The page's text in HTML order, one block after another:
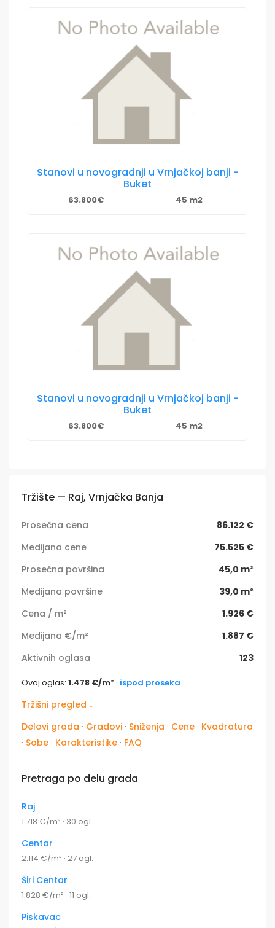
Stanovi u novogradnji u Vrnjačkoj banji -
Buket
63.800€ 45 m2
Stanovi u novogradnji u Vrnjačkoj banji -
Buket
63.800€ 45 m2
Tržište — Raj, Vrnjačka Banja
Prosečna cena
86.122 €
Medijana cene
75.525 €
Prosečna površina
45,0 m²
Medijana površine
39,0 m²
Cena / m²
1.926 €
Medijana €/m²
1.887 €
Aktivnih oglasa
123
Ovaj oglas: 1.478 €/m² · ispod proseka
Tržišni pregled ↓
Delovi grada · Gradovi · Sniženja · Cene · Kvadratura
· Sobe · Karakteristike · FAQ
Pretraga po delu grada
Raj
1.718 €/m² · 30 ogl.
Centar
2.114 €/m² · 27 ogl.
Širi Centar
1.828 €/m² · 11 ogl.
Piskavac